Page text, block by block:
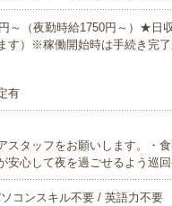
～（夜勤時給1750円～）★日
す）※稼働開始時は手続き完
有
スタッフをお願いします。・
安心して夜を過ごせるよう巡
コンスキル不要 / 英語力不要